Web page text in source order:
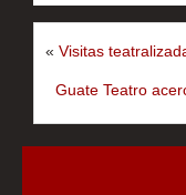
« Visitas
Guate Teatro